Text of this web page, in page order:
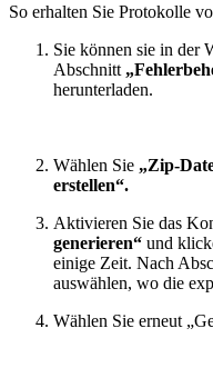
So erhalten Sie Protokolle
Sie können sie in der
Abschnitt
herunterladen.
Wählen Sie „Zip-
erstellen“.
Aktivieren Sie das
generieren“ und
einige Zeit. Nach
auswählen, wo die
Wählen Sie erneut